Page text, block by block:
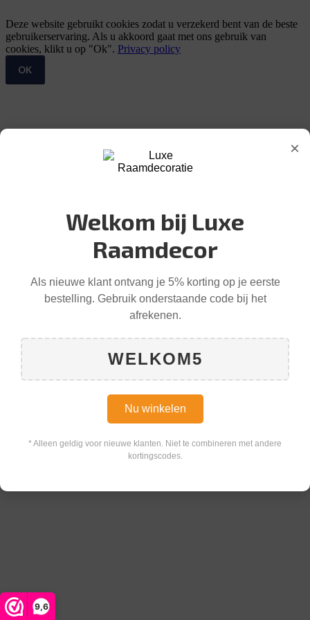
9,6
×
Welkom bij Luxe
Raamdecor
Als nieuwe klant ontvang je 5% korting op je eerste
bestelling. Gebruik onderstaande code bij het
afrekenen.
WELKOM5
Nu winkelen
* Alleen geldig voor nieuwe klanten. Niet te combineren met andere
kortingscodes.
Deze website gebruikt cookies zodat u verzekerd bent van de beste
gebruikerservaring. Als u akkoord gaat met ons gebruik van
cookies, klikt u op "Ok". Privacy policy
OK